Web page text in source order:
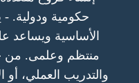
حكومية ودولية. -
الأساسية ويساعد
منتظم وعلمى. من
والتدريب العملي، أو